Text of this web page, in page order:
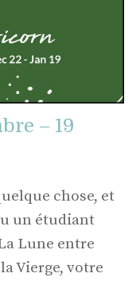
– 19
chose, et
un étudiant
Lune entre
Vierge, votre